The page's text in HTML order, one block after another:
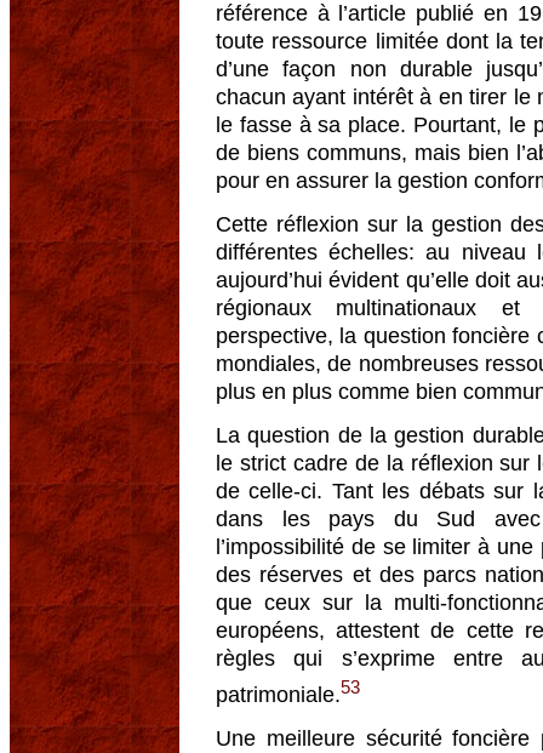
référence à l’article publié en
toute ressource limitée dont la
d’une façon non durable
chacun ayant intérêt à en tirer le
le fasse à sa place. Pourtant, le
de biens communs, mais bien
pour en assurer la gestion
Cette réflexion sur la gestion
différentes échelles: au
aujourd’hui évident qu’elle doit
régionaux multinationaux
perspective, la question foncière
mondiales, de nombreuses
plus en plus comme bien
La question de la gestion
le strict cadre de la réflexion
de celle-ci. Tant les débats sur
dans les pays du Sud avec
l’impossibilité de se limiter à
des réserves et des parcs
que ceux sur la multi-
européens, attestent de cette
règles qui s’exprime entre
patrimoniale.53
Une meilleure sécurité